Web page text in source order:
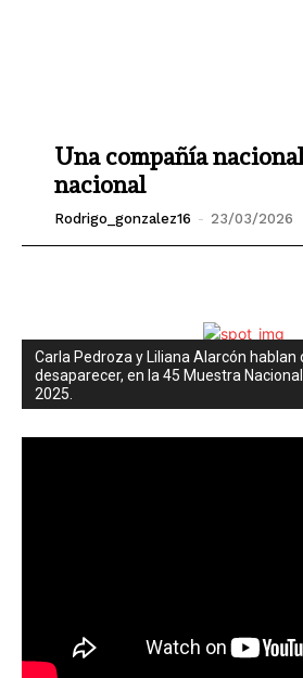
Una compañía
nacional
Rodrigo_gonzalez16 - 23/03/2026
Carla Pedroza y Liliana Alarcón hablan
desaparecer, en la 45 Muestra
2025.